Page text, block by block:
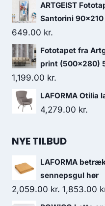
ARTGEIST
Santorini 90x210
649.00 kr.
Fototapet fra
print (500x280)
1,199.00 kr.
LAFORMA
4,279.00 kr.
NYE TILBUD
LAFORMA
sennepsgul hør
2,059.00kr. 1,853.00